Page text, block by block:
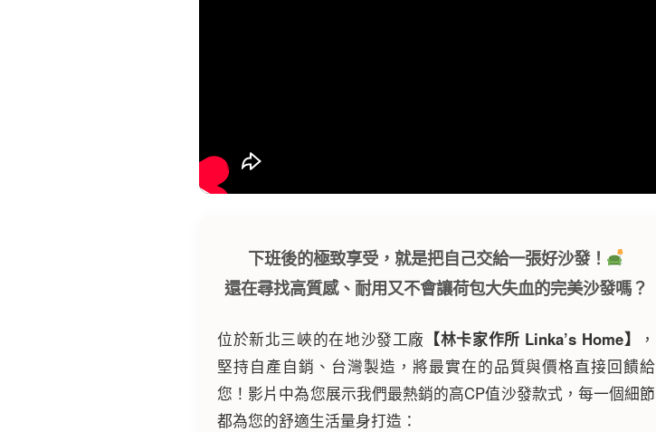
下班後的極致享受，就是把自己交給一張好沙發！
還在尋找高質感、耐用又不會讓荷包大失血的完美沙發嗎？
位於新北三峽的在地沙發工廠 【林卡家作所 Linka’s Home】
，
堅持自產自銷、台灣製造，將最實在的品質與價格直接回饋給
您！影片中為您展示我們最熱銷的高CP值沙發款式，每一個細節
都為您的舒適生活量身打造：